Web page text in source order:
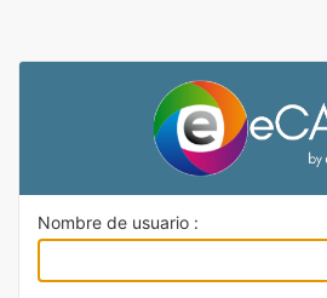
Nombre de usuario :